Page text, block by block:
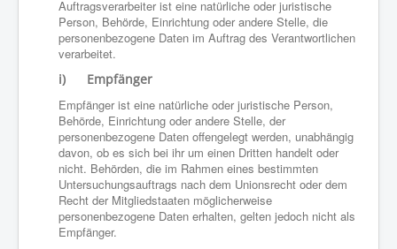
Auftragsverarbeiter ist eine natürliche oder juristische
Person, Behörde, Einrichtung oder andere Stelle, die
personenbezogene Daten im Auftrag des Verantwortlichen
verarbeitet.
i) Empfänger
Empfänger ist eine natürliche oder juristische Person,
Behörde, Einrichtung oder andere Stelle, der
personenbezogene Daten offengelegt werden, unabhängig
davon, ob es sich bei ihr um einen Dritten handelt oder
nicht. Behörden, die im Rahmen eines bestimmten
Untersuchungsauftrags nach dem Unionsrecht oder dem
Recht der Mitgliedstaaten möglicherweise
personenbezogene Daten erhalten, gelten jedoch nicht als
Empfänger.